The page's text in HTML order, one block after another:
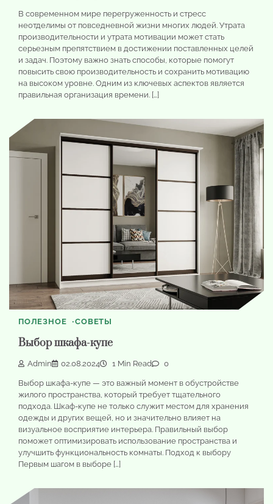
В современном мире перегруженность и стресс
неотделимы от повседневной жизни многих людей. Утрата
производительности и утрата мотивации может стать
серьезным препятствием в достижении поставленных целей
и задач. Поэтому важно знать способы, которые помогут
повысить свою производительность и сохранить мотивацию
на высоком уровне. Одним из ключевых аспектов является
правильная организация времени. […]
ПОЛЕЗНОЕ СОВЕТЫ
Выбор шкафа-купе
Admin 02.08.2024 1 Min Read 0
Выбор шкафа-купе — это важный момент в обустройстве
жилого пространства, который требует тщательного
подхода. Шкаф-купе не только служит местом для хранения
одежды и других вещей, но и значительно влияет на
визуальное восприятие интерьера. Правильный выбор
поможет оптимизировать использование пространства и
улучшить функциональность комнаты. Подход к выбору
Первым шагом в выборе […]